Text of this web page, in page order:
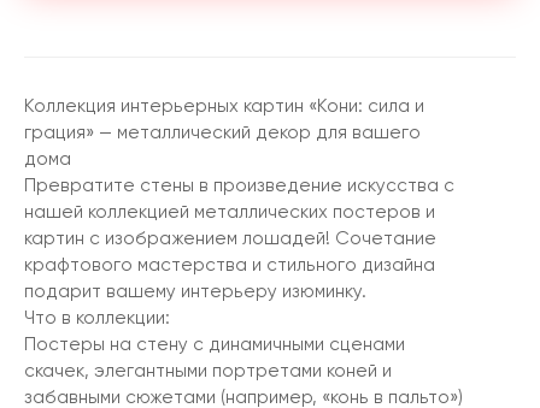
Коллекция интерьерных картин «Кони: сила и
грация» — металлический декор для вашего
дома
Превратите стены в произведение искусства с
нашей коллекцией металлических постеров и
картин с изображением лошадей! Сочетание
крафтового мастерства и стильного дизайна
подарит вашему интерьеру изюминку.
Что в коллекции:
Постеры на стену с динамичными сценами
скачек, элегантными портретами коней и
забавными сюжетами (например, «конь в пальто»)